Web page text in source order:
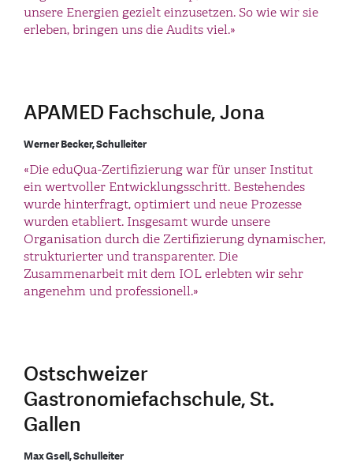
unsere Energien gezielt einzusetzen. So wie wir sie
erleben, bringen uns die Audits viel.»
APAMED Fachschule, Jona
Werner Becker, Schulleiter
«Die eduQua-Zertifizierung war für unser Institut
ein wertvoller Entwicklungsschritt. Bestehendes
wurde hinterfragt, optimiert und neue Prozesse
wurden etabliert. Insgesamt wurde unsere
Organisation durch die Zertifizierung dynamischer,
strukturierter und transparenter. Die
Zusammenarbeit mit dem IOL erlebten wir sehr
angenehm und professionell.»
Ostschweizer
Gastronomiefachschule, St.
Gallen
Max Gsell, Schulleiter